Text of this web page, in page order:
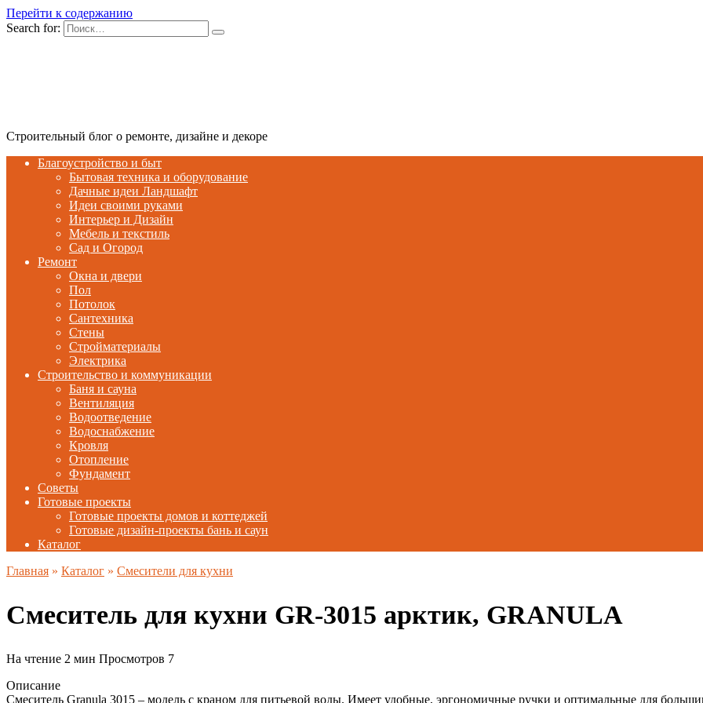
Перейти к содержанию
Search for:
Строительный блог о ремонте, дизайне и декоре
Благоустройство и быт
Бытовая техника и оборудование
Дачные идеи Ландшафт
Идеи своими руками
Интерьер и Дизайн
Мебель и текстиль
Сад и Огород
Ремонт
Окна и двери
Пол
Потолок
Сантехника
Стены
Стройматериалы
Электрика
Строительство и коммуникации
Баня и сауна
Вентиляция
Водоотведение
Водоснабжение
Кровля
Отопление
Фундамент
Советы
Готовые проекты
Готовые проекты домов и коттеджей
Готовые дизайн-проекты бань и саун
Каталог
Главная » Каталог » Смесители для кухни
Смеситель для кухни GR-3015 арктик, GRANULA
На чтение 2 мин Просмотров 7
Описание
Смеситель Granula 3015 – модель с краном для питьевой воды. Имеет удобные, эргономичные ручки и оптимальные для